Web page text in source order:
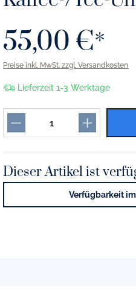
55,00 €*
Preise inkl. MwSt. zzgl. Versandkosten
Lieferzeit 1-3 Werktage
Dieser Artikel ist
Verfügbarkeit